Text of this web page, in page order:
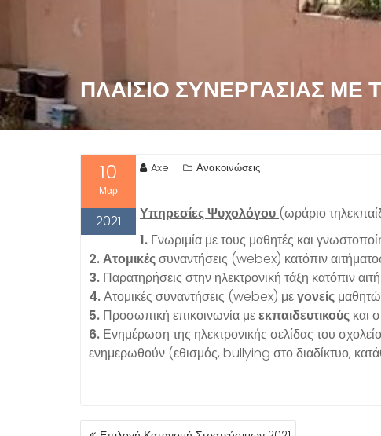
ΠΛΑΊΣΙΟ ΣΥΝΕΡΓΑΣΊΑΣ
10
Μαρ
2021
Axel Ανακοινώσεις
Υπηρεσίες Ψυχολόγου (ωράριο
1. Γνωριμία με τους μαθητές και
2.Ατομικέςσυναντήσεις (webex) κατόπιν
3. Παρατηρήσεις στην ηλεκτρονική τάξη κατόπιν
4.Ατομικές συναντήσεις (webex) μεγονείς
5. Προσωπική επικοινωνία μεεκπαιδευτικούς και
6. Ενημέρωση της ηλεκτρονικής σελίδας του
ενημερωθούν (εθισμός, bullying στο διαδίκτυο,
ΠΛΟΉΓΗΣΗ